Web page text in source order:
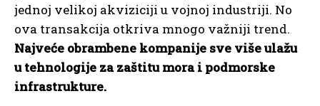
jednoj velikoj akviziciji u vojnoj industriji. No
ova transakcija otkriva mnogo važniji trend.
Najveće obrambene kompanije sve više ulažu
u tehnologije za zaštitu mora i podmorske
infrastrukture.